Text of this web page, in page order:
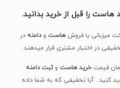
یا فروش هاست ودامنه در
در اختیار مشتری قرار میدهند .
همان قیمتخرید هاست وثبت دامنه
کنید . آیا تخفیفی که به شما داده